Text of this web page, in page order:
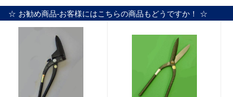
☆ お勧め商品-お客様にはこちらの商品もどうですか！ ☆